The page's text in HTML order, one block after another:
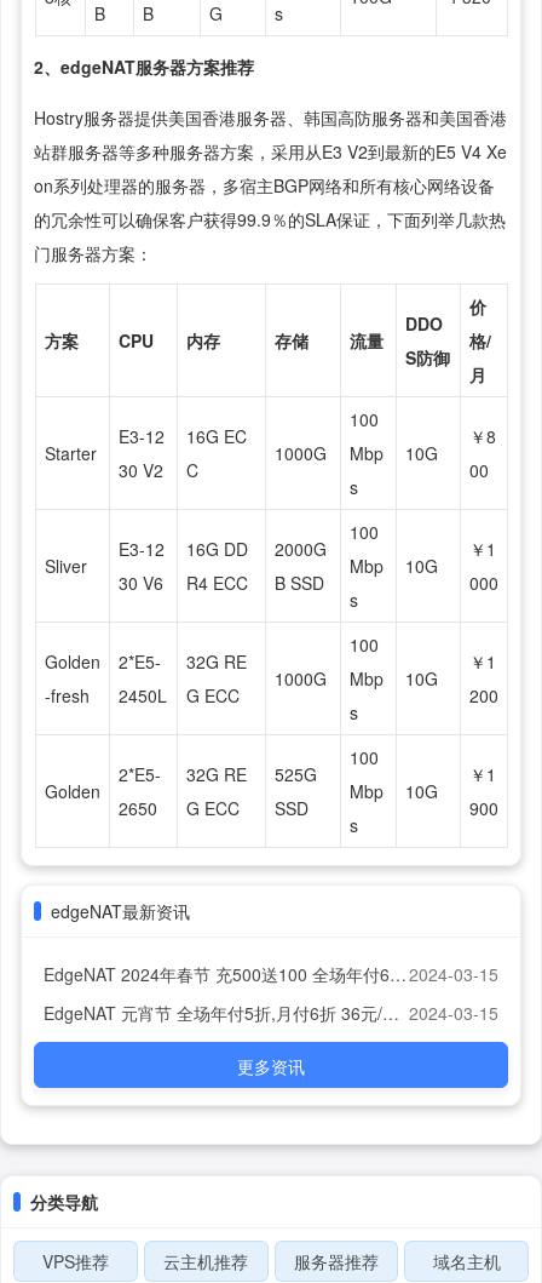
B B G s
2、edgeNAT服务器方案推荐
Hostry服务器提供美国香港服务器、韩国高防服务器和美国香港
站群服务器等多种服务器方案，采用从E3 V2到最新的E5 V4 Xe
on系列处理器的服务器，多宿主BGP网络和所有核心网络设备
的冗余性可以确保客户获得99.9％的SLA保证，下面列举几款热
门服务器方案：
方案 CPU 内存 存储 流量
DDO
S防御
价
格/
月
Starter
E3-12
30 V2
16G EC
C
1000G
100
Mbp
s
10G
￥8
00
Sliver
E3-12
30 V6
16G DD
R4 ECC
2000G
B SSD
100
Mbp
s
10G
￥1
000
Golden
-fresh
2*E5-
2450L
32G RE
G ECC
1000G
100
Mbp
s
10G
￥1
200
Golden
2*E5-
2650
32G RE
G ECC
525G
SSD
100
Mbp
s
10G
￥1
900
edgeNAT最新资讯
EdgeNAT 2024年春节 充500送100 全场年付6折,月付7折 42元/月起 香港/美国/韩国可选2024-03-15
EdgeNAT 元宵节 全场年付5折,月付6折 36元/月起 香港/美国/韩国可选 2024-03-15
更多资讯
分类导航
VPS推荐 云主机推荐 服务器推荐
域名主机